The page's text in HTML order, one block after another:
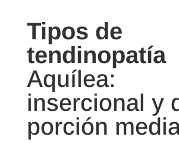
Tipos de
tendinopatía
Aquílea:
insercional y
porción